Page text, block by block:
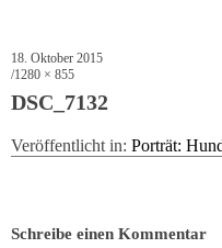
18. Oktober 2015
1280 × 855
DSC_7132
Veröffentlicht in: Porträt:
Schreibe einen Kommentar